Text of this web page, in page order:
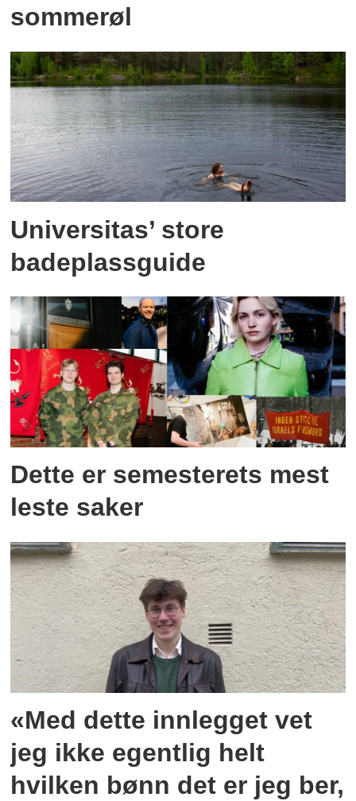
sommerøl
Universitas’ store
badeplassguide
Dette er semesterets mest
leste saker
«Med dette innlegget vet
jeg ikke egentlig helt
hvilken bønn det er jeg ber,